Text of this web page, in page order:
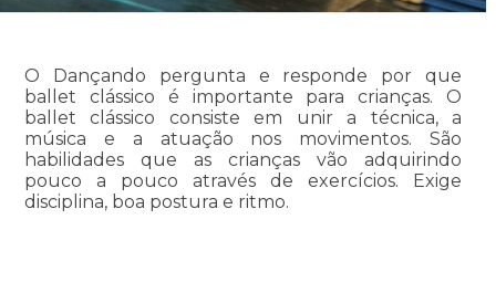
O Dançando pergunta e responde por que
ballet clássico é importante para crianças. O
ballet clássico consiste em unir a técnica, a
música e a atuação nos movimentos. São
habilidades que as crianças vão adquirindo
pouco a pouco através de exercícios. Exige
disciplina, boa postura e ritmo.